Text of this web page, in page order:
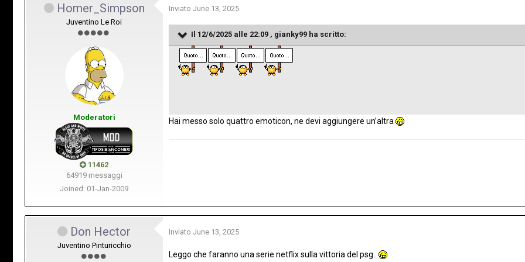
Homer_Simpson
Juventino Le Roi
Moderatori
11462
64919 messaggi
Joined: 01-Jan-2009
Inviato June 13, 2025
Il 12/6/2025 alle 22:09 , gianky99 ha scritto:
Hai messo solo quattro emoticon, ne devi aggiungere un’altra
Don Hector
Juventino Pinturicchio
Inviato June 13, 2025
Leggo che faranno una serie netflix sulla vittoria del psg..